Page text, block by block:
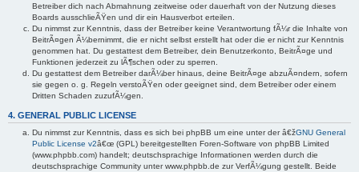
Betreiber dich nach Abmahnung zeitweise oder dauerhaft von der Nutzung dieses
Boards ausschlieÃŸen und dir ein Hausverbot erteilen.
Du nimmst zur Kenntnis, dass der Betreiber keine Verantwortung fÃ¼r die Inhalte von
BeitrÃ¤gen Ã¼bernimmt, die er nicht selbst erstellt hat oder die er nicht zur Kenntnis
genommen hat. Du gestattest dem Betreiber, dein Benutzerkonto, BeitrÃ¤ge und
Funktionen jederzeit zu lÃ¶schen oder zu sperren.
Du gestattest dem Betreiber darÃ¼ber hinaus, deine BeitrÃ¤ge abzuÃ¤ndern, sofern
sie gegen o. g. Regeln verstoÃŸen oder geeignet sind, dem Betreiber oder einem
Dritten Schaden zuzufÃ¼gen.
4. GENERAL PUBLIC LICENSE
Du nimmst zur Kenntnis, dass es sich bei phpBB um eine unter der â€žGNU General
Public License v2â€œ (GPL) bereitgestellten Foren-Software von phpBB Limited
(www.phpbb.com) handelt; deutschsprachige Informationen werden durch die
deutschsprachige Community unter www.phpbb.de zur VerfÃ¼gung gestellt. Beide